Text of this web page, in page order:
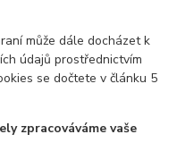
může dále docházet k
údajů prostřednictvím
se dočtete v článku 5
zpracováváme vaše